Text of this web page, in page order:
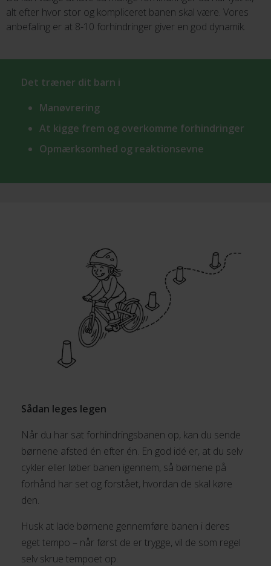
alt efter hvor stor og kompliceret banen skal være. Vores
anbefaling er at 8-10 forhindringer giver en god dynamik.
Det træner dit barn i
Manøvrering
At kigge frem og overkomme forhindringer
Opmærksomhed og reaktionsevne
Sådan leges legen
Når du har sat forhindringsbanen op, kan du sende
børnene afsted én efter én. En god idé er, at du selv
cykler eller løber banen igennem, så børnene på
forhånd har set og forstået, hvordan de skal køre
den.
Husk at lade børnene gennemføre banen i deres
eget tempo – når først de er trygge, vil de som regel
selv skrue tempoet op.